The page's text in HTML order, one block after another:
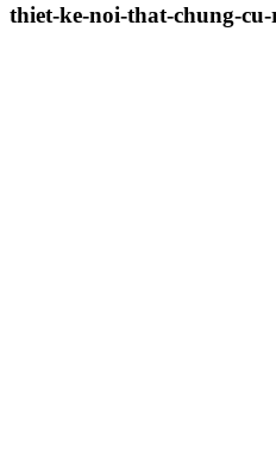
thiet-ke-noi-that-chung-